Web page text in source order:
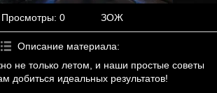
Просмотры: 0 ЗОЖ
Описание материала:
не только летом, и наши простые советы
добиться идеальных результатов!